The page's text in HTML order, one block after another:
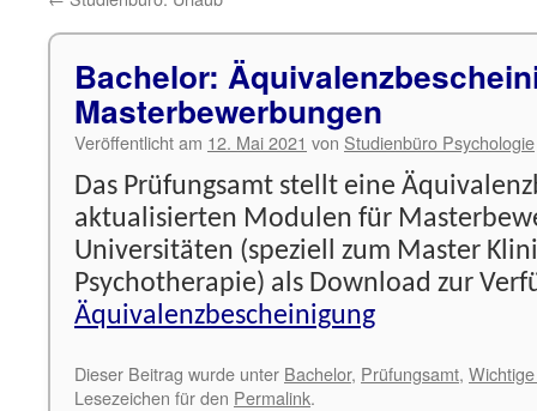
Bachelor:
Masterbewerbungen
Veröffentlicht am 12. Mai 2021 von Studienbüro Psychologie
Das Prüfungsamt stellt eine
aktualisierten Modulen für
Universitäten (speziell zum Master
Psychotherapie) als Download zur
Äquivalenzbescheinigung
Dieser Beitrag wurde unter Bachelor, Prüfungsamt,
Lesezeichen für den Permalink.